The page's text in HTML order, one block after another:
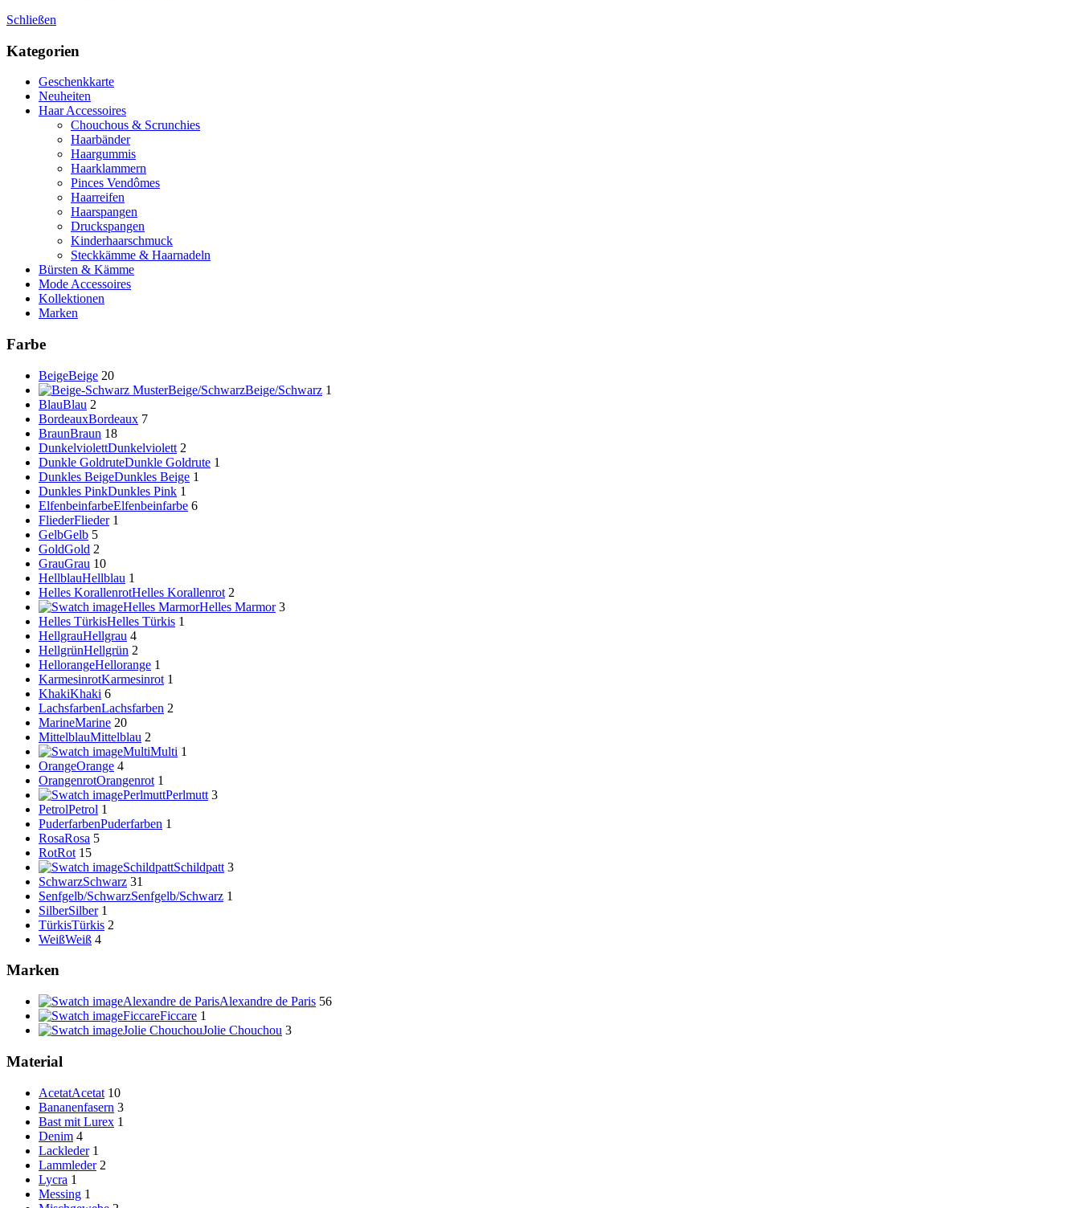
Schließen
Kategorien
Geschenkkarte
Neuheiten
Haar Accessoires
Chouchous & Scrunchies
Haarbänder
Haargummis
Haarklammern
Pinces Vendômes
Haarreifen
Haarspangen
Druckspangen
Kinderhaarschmuck
Steckkämme & Haarnadeln
Bürsten & Kämme
Mode Accessoires
Kollektionen
Marken
Farbe
BeigeBeige 20
Beige/SchwarzBeige/Schwarz 1
BlauBlau 2
BordeauxBordeaux 7
BraunBraun 18
DunkelviolettDunkelviolett 2
Dunkle GoldruteDunkle Goldrute 1
Dunkles BeigeDunkles Beige 1
Dunkles PinkDunkles Pink 1
ElfenbeinfarbeElfenbeinfarbe 6
FliederFlieder 1
GelbGelb 5
GoldGold 2
GrauGrau 10
HellblauHellblau 1
Helles KorallenrotHelles Korallenrot 2
Helles MarmorHelles Marmor 3
Helles TürkisHelles Türkis 1
HellgrauHellgrau 4
HellgrünHellgrün 2
HellorangeHellorange 1
KarmesinrotKarmesinrot 1
KhakiKhaki 6
LachsfarbenLachsfarben 2
MarineMarine 20
MittelblauMittelblau 2
MultiMulti 1
OrangeOrange 4
OrangenrotOrangenrot 1
PerlmuttPerlmutt 3
PetrolPetrol 1
PuderfarbenPuderfarben 1
RosaRosa 5
RotRot 15
SchildpattSchildpatt 3
SchwarzSchwarz 31
Senfgelb/SchwarzSenfgelb/Schwarz 1
SilberSilber 1
TürkisTürkis 2
WeißWeiß 4
Marken
Alexandre de ParisAlexandre de Paris 56
FiccareFiccare 1
Jolie ChouchouJolie Chouchou 3
Material
AcetatAcetat 10
Bananenfasern 3
Bast mit Lurex 1
Denim 4
Lackleder 1
Lammleder 2
Lycra 1
Messing 1